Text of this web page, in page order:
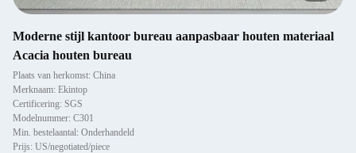
Moderne stijl kantoor bureau aanpasbaar houten materiaal
Acacia houten bureau
Plaats van herkomst: China
Merknaam: Ekintop
Certificering: SGS
Modelnummer: C301
Min. bestelaantal: Onderhandeld
Prijs: US/negotiated/piece